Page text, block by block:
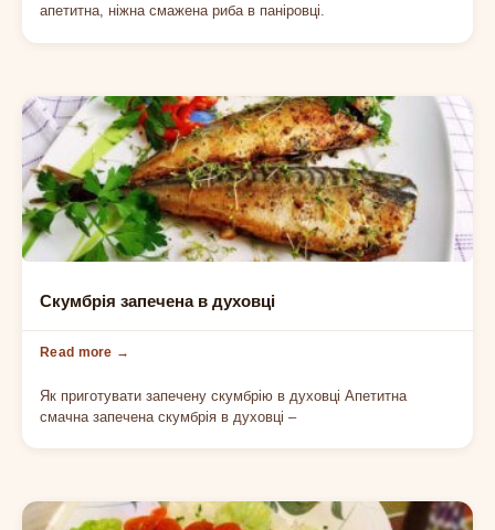
апетитна, ніжна смажена риба в паніровці.
РИБА
Скумбрія запечена в духовці
Як приготувати запечену скумбрію в духовці Апетитна
смачна запечена скумбрія в духовці –